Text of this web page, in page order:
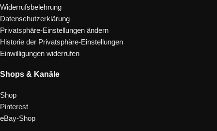
Widerrufsbelehrung
Datenschutzerklärung
Privatsphäre-Einstellungen ändern
Historie der Privatsphäre-Einstellungen
Einwilligungen widerrufen
Shops & Kanäle
Shop
Pinterest
eBay-Shop